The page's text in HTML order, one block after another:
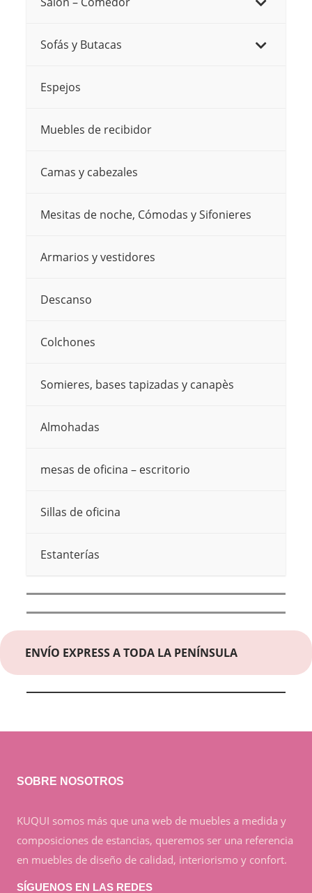
opciones
pueden
página
producto
de
Sofás y Butacas
Espejos
Muebles de recibidor
Camas y cabezales
Mesitas de noche, Cómodas y Sifonieres
Armarios y vestidores
Descanso
Colchones
Somieres, bases tapizadas y canapès
Almohadas
mesas de oficina – escritorio
Sillas de oficina
Estanterías
ENVÍO EXPRESS A TODA LA PENÍNSULA
SOBRE NOSOTROS
KUQUI somos más que una web de muebles a medida y
composiciones de estancias, queremos ser una referencia
en muebles de diseño de calidad, interiorismo y confort.
SÍGUENOS EN LAS REDES